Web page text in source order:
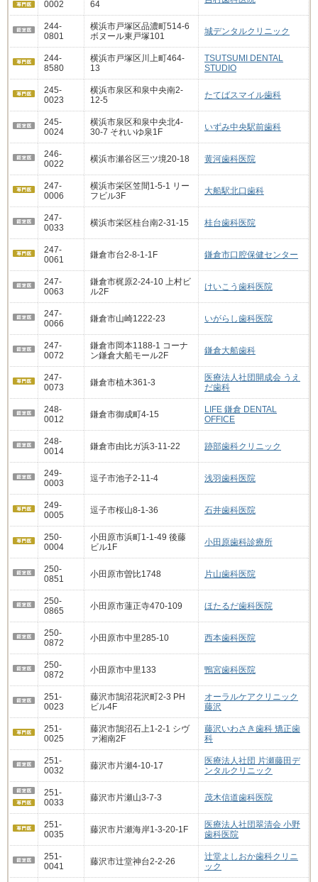
0002 64
244-
0801
横浜市戸塚区品濃町514-6
ボヌール東戸塚101
城デンタルクリニック
244-
8580
横浜市戸塚区川上町464-
13
TSUTSUMI DENTAL
STUDIO
245-
0023
横浜市泉区和泉中央南2-
12-5
たてばスマイル歯科
245-
0024
横浜市泉区和泉中央北4-
30-7 それいゆ泉1F
いずみ中央駅前歯科
246-
0022
横浜市瀬谷区三ツ境20-18 黄河歯科医院
247-
0006
横浜市栄区笠間1-5-1 リー
フビル3F
大船駅北口歯科
247-
0033
横浜市栄区桂台南2-31-15 桂台歯科医院
247-
0061
鎌倉市台2-8-1-1F 鎌倉市口腔保健センター
247-
0063
鎌倉市梶原2-24-10 上村ビ
ル2F
けいこう歯科医院
247-
0066
鎌倉市山崎1222-23 いがらし歯科医院
247-
0072
鎌倉市岡本1188-1 コーナ
ン鎌倉大船モール2F
鎌倉大船歯科
247-
0073
鎌倉市植木361-3
医療法人社団開成会 うえ
だ歯科
248-
0012
鎌倉市御成町4-15
LIFE 鎌倉 DENTAL
OFFICE
248-
0014
鎌倉市由比ガ浜3-11-22 跡部歯科クリニック
249-
0003
逗子市池子2-11-4 浅羽歯科医院
249-
0005
逗子市桜山8-1-36 石井歯科医院
250-
0004
小田原市浜町1-1-49 後藤
ビル1F
小田原歯科診療所
250-
0851
小田原市曽比1748 片山歯科医院
250-
0865
小田原市蓮正寺470-109 ほたるだ歯科医院
250-
0872
小田原市中里285-10 西本歯科医院
250-
0872
小田原市中里133 鴨宮歯科医院
251-
0023
藤沢市鵠沼花沢町2-3 PH
ビル4F
オーラルケアクリニック
藤沢
251-
0025
藤沢市鵠沼石上1-2-1 シヴ
ァ湘南2F
藤沢いわさき歯科 矯正歯
科
251-
0032
藤沢市片瀬4-10-17
医療法人社団 片瀬藤田デ
ンタルクリニック
251-
0033
藤沢市片瀬山3-7-3 茂木信道歯科医院
251-
0035
藤沢市片瀬海岸1-3-20-1F
医療法人社団翠清会 小野
歯科医院
251-
0041
藤沢市辻堂神台2-2-26
辻堂よしおか歯科クリニ
ック